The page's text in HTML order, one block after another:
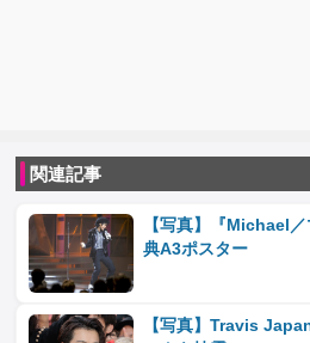
関連記事
【写真】『Michael
典A3ポスター
【写真】Travis